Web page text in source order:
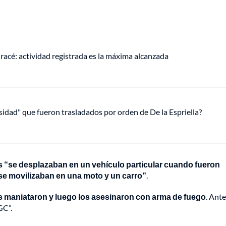
actividad registrada es la máxima alcanzada
que fueron trasladados por orden de De la Espriella?
“se desplazaban en un vehículo particular cuando fueron
movilizaban en una moto y un carro”.
maniataron y luego los asesinaron con arma de fuego.